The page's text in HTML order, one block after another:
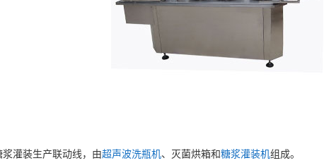
灌装生产联动线，由超声波洗瓶机、灭菌烘箱和糖浆灌装机组成。